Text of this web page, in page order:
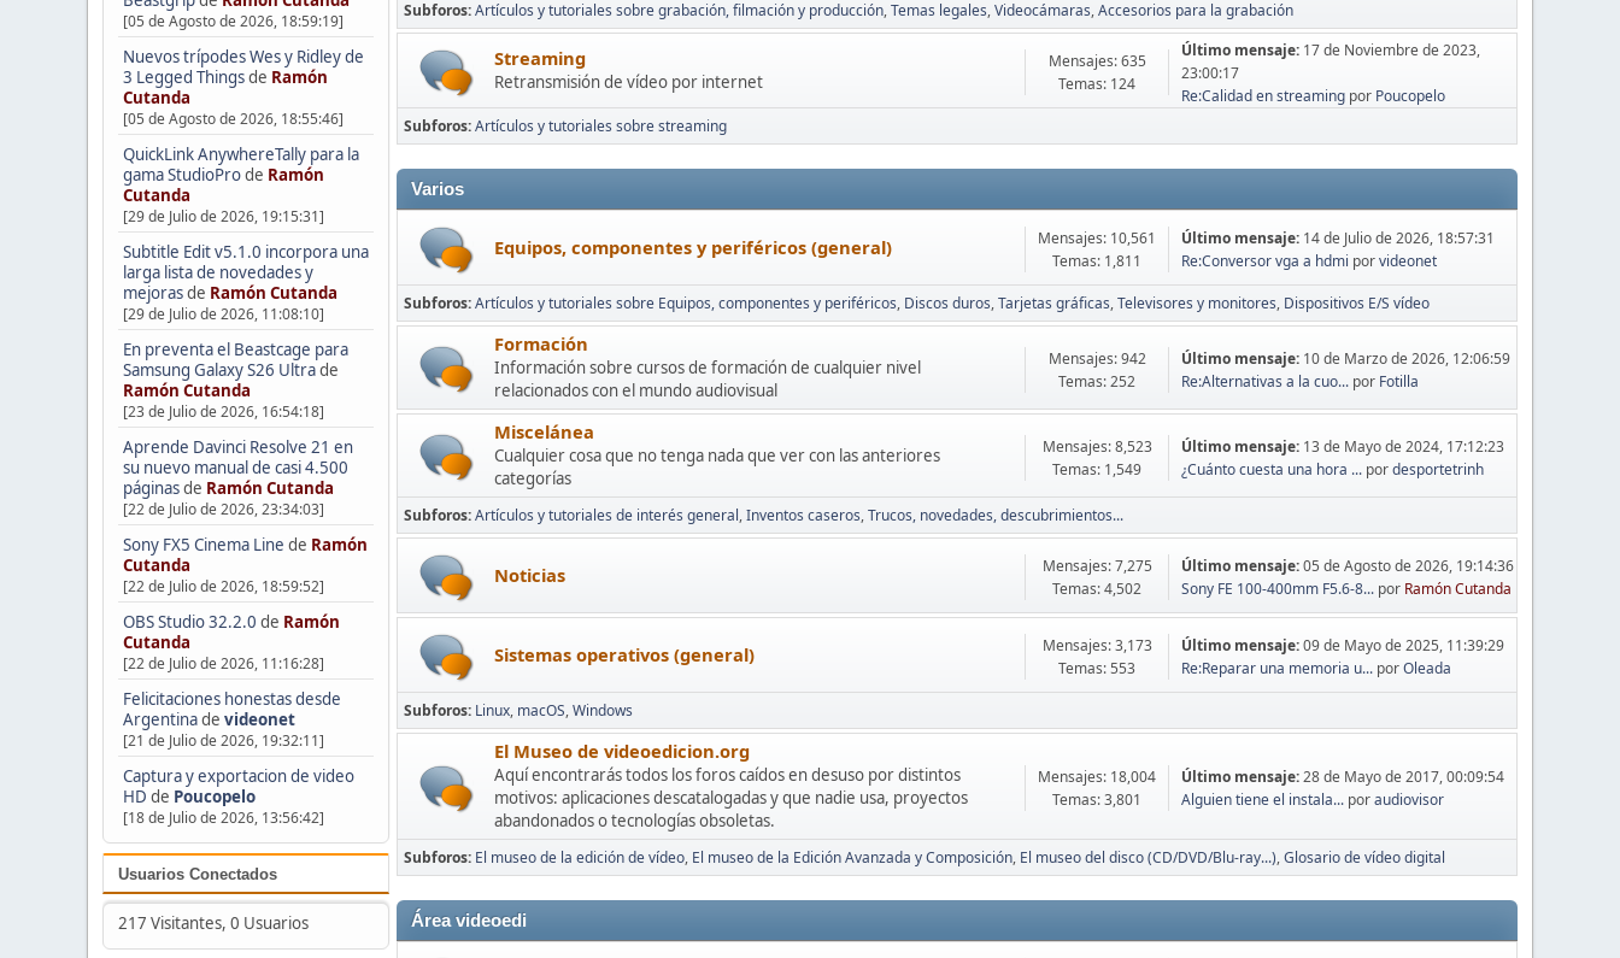
[05 de Agosto de 2026, 18:59:19]
Nuevos trípodes Wes y Ridley de
3 Legged Thingsde Ramón
Cutanda
[05 de Agosto de 2026, 18:55:46]
QuickLink AnywhereTally para la
gama StudioProde Ramón
Cutanda
[29 de Julio de 2026, 19:15:31]
Subtitle Edit v5.1.0 incorpora una
larga lista de novedades y
mejorasde Ramón Cutanda
[29 de Julio de 2026, 11:08:10]
En preventa el Beastcage para
Samsung Galaxy S26 Ultrade
Ramón Cutanda
[23 de Julio de 2026, 16:54:18]
Aprende Davinci Resolve 21 en
su nuevo manual de casi 4.500
páginasde Ramón Cutanda
[22 de Julio de 2026, 23:34:03]
Sony FX5 Cinema Line de Ramón
Cutanda
[22 de Julio de 2026, 18:59:52]
OBS Studio 32.2.0 de Ramón
Cutanda
[22 de Julio de 2026, 11:16:28]
Felicitaciones honestas desde
Argentinade videonet
[21 de Julio de 2026, 19:32:11]
Captura y exportacion de video
HD de Poucopelo
[18 de Julio de 2026, 13:56:42]
Usuarios Conectados
217 Visitantes, 0 Usuarios
Subforos Artículos y tutoriales sobre grabación, filmación y producción Temas legales Videocámaras Accesorios para la grabación
Streaming
Retransmisión de vídeo por internet
Mensajes: 635
Temas: 124
Último mensaje: 17 de Noviembre de 2023,
23:00:17
Re:Calidad en streamingpor Poucopelo
Subforos Artículos y tutoriales sobre streaming
Varios
Equipos, componentes y periféricos (general)
Mensajes: 10,561
Temas: 1,811
Último mensaje: 14 de Julio de 2026, 18:57:31
Re:Conversor vga a hdmi porvideonet
Subforos Artículos y tutoriales sobre Equipos, componentes y periféricos Discos duros Tarjetas gráficas Televisores y monitores Dispositivos E/S vídeo
Formación
Información sobre cursos de formación de cualquier nivel
relacionados con el mundo audiovisual
Mensajes: 942
Temas: 252
Último mensaje: 10 de Marzo de 2026, 12:06:59
Re:Alternativas a la cuo...por Fotilla
Miscelánea
Cualquier cosa que no tenga nada que ver con las anteriores
categorías
Mensajes: 8,523
Temas: 1,549
Último mensaje: 13 de Mayo de 2024, 17:12:23
¿Cuánto cuesta una hora ...pordesportetrinh
Subforos Artículos y tutoriales de interés general Inventos caseros Trucos, novedades, descubrimientos...
Noticias
Mensajes: 7,275
Temas: 4,502
Último mensaje:05 de Agosto de 2026, 19:14:36
Sony FE 100-400mm F5.6-8...por Ramón Cutanda
Sistemas operativos (general)
Mensajes: 3,173
Temas: 553
Último mensaje:09 de Mayo de 2025, 11:39:29
Re:Reparar una memoria u...porOleada
Subforos Linux macOS Windows
El Museo de videoedicion.org
Aquí encontrarás todos los foros caídos en desuso por distintos
motivos: aplicaciones descatalogadas y que nadie usa, proyectos
abandonados o tecnologías obsoletas.
Mensajes: 18,004
Temas: 3,801
Último mensaje:28 de Mayo de 2017, 00:09:54
Alguien tiene el instala...poraudiovisor
Subforos El museo de la edición de vídeo El museo de la Edición Avanzada y Composición El museo del disco (CD/DVD/Blu-ray...) Glosario de vídeo digital
Área videoedi